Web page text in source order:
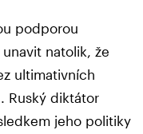
podporou
natolik, že
ultimativních
Ruský diktátor
jeho politiky